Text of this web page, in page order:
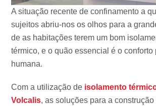
A situação recente de confinamento a
sujeitos abriu-nos os olhos para a
de as habitações terem um bom
térmico, e o quão essencial é o conforto
humana.
Com a utilização de isolamento
Volcalis, as soluções para a construção